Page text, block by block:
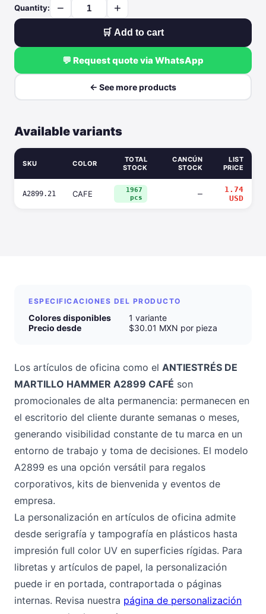
Quantity: − +
🛒 Add to cart
💬 Request quote via WhatsApp
← See more products
Available variants
SKU COLOR
TOTAL
STOCK
CANCÚN
STOCK
LIST
PRICE
A2899.21 CAFE
1967
pcs
—
1.74
USD
ESPECIFICACIONES DEL PRODUCTO
Colores disponibles
1 variante
Precio desde
$30.01 MXN por pieza
Los artículos de oficina como el ANTIESTRÉS DE
MARTILLO HAMMER A2899 CAFÉ son
promocionales de alta permanencia: permanecen en
el escritorio del cliente durante semanas o meses,
generando visibilidad constante de tu marca en un
entorno de trabajo y toma de decisiones. El modelo
A2899 es una opción versátil para regalos
corporativos, kits de bienvenida y eventos de
empresa.
La personalización en artículos de oficina admite
desde serigrafía y tampografía en plásticos hasta
impresión full color UV en superficies rígidas. Para
libretas y artículos de papel, la personalización
puede ir en portada, contraportada o páginas
internas. Revisa nuestra página de personalización